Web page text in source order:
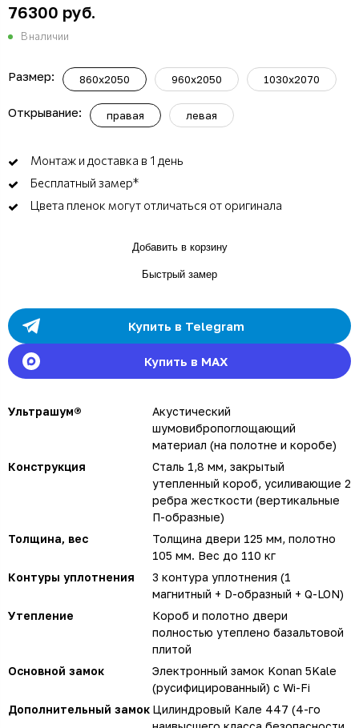
76300 руб.
В наличии
Размер: 860х2050 960х2050 1030х2070
Открывание: правая левая
Монтаж и доставка в 1 день
Бесплатный замер*
Цвета пленок могут отличаться от оригинала
Добавить в корзину
Быстрый замер
Купить в Telegram
Купить в MAX
Ультрашум®
Акустический
шумовибропоглощающий
материал (на полотне и коробе)
Конструкция
Сталь 1,8 мм, закрытый
утепленный короб, усиливающие 2
ребра жесткости (вертикальные
П-образные)
Толщина, вес
Толщина двери 125 мм, полотно
105 мм. Вес до 110 кг
Контуры уплотнения
3 контура уплотнения (1
магнитный + D-образный + Q-LON)
Утепление
Короб и полотно двери
полностью утеплено базальтовой
плитой
Основной замок
Электронный замок Konan 5Kale
(русифицированный) с Wi-Fi
Дополнительный замок Цилиндровый Кале 447 (4-го